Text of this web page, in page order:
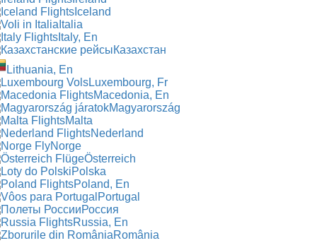
Iceland
Italia
Italy, En
Казахстан
Lithuania, En
Luxembourg, Fr
Macedonia, En
Magyarország
Malta
Nederland
Norge
Österreich
Polska
Poland, En
Portugal
Россия
Russia, En
România